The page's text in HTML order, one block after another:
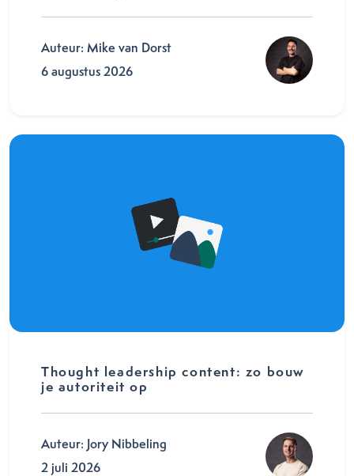
Auteur: Mike van Dorst
6 augustus 2026
Thought leadership content: zo bouw
je autoriteit op
Auteur: Jory Nibbeling
2 juli 2026